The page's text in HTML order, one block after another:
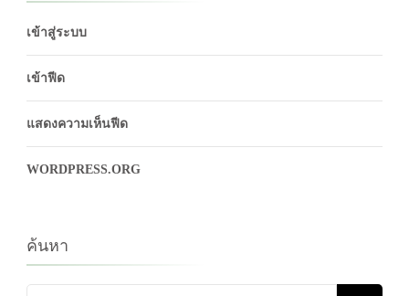
เข้าสู่ระบบ
เข้าฟีด
แสดงความเห็นฟีด
WORDPRESS.ORG
ค้นหา